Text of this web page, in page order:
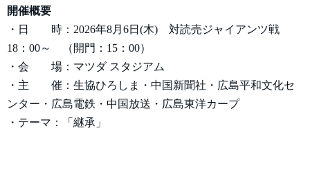
開催概要
・日 時：2026年8月6日(木) 対読売ジャイアンツ戦
18：00～ （開門：15：00）
・会 場：マツダ スタジアム
・主 催：生協ひろしま・中国新聞社・広島平和文化セ
ンター・広島電鉄・中国放送・広島東洋カープ
・テーマ：「継承」